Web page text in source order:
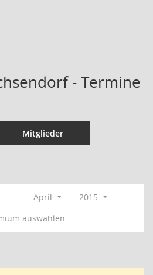
- Termine
Mitglieder
April
2015
auswählen